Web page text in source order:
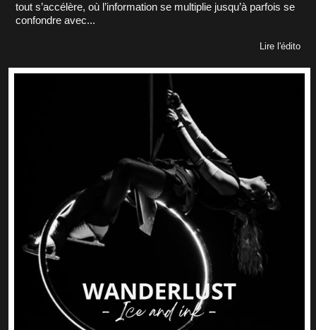
tout s’accélère, où l’information se multiplie jusqu’à parfois se
confondre avec...
Lire l'édito